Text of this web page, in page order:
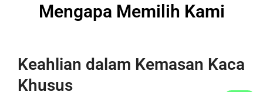
Mengapa Memilih Kami
Keahlian dalam Kemasan Kaca
Khusus